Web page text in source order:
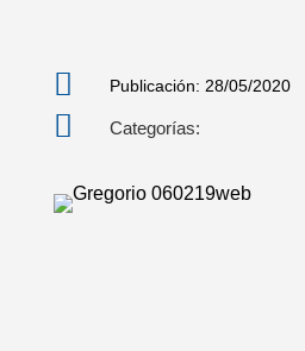
 Publicación: 28/05/2020
 Categorías: